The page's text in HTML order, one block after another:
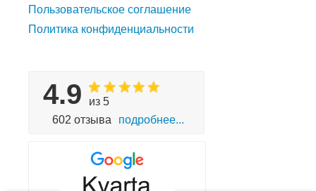
Пользовательское соглашение
Политика конфиденциальности
4.9
из 5
602 отзыва
подробнее...